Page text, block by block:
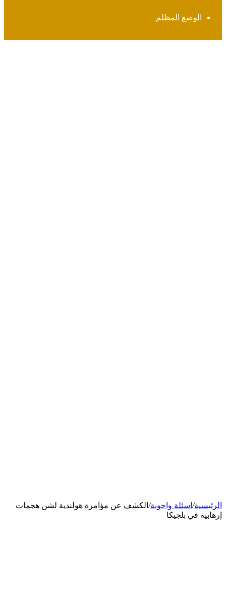
الوضع المظلم
الرئيسية/ اسئلة واجوبة/ الكشف عن مؤامرة هولندية لشن هجمات
إرهابية في بلجيكا